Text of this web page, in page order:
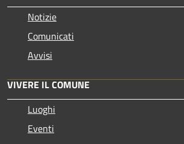
Notizie
Comunicati
Avvisi
VIVERE IL COMUNE
Luoghi
Eventi